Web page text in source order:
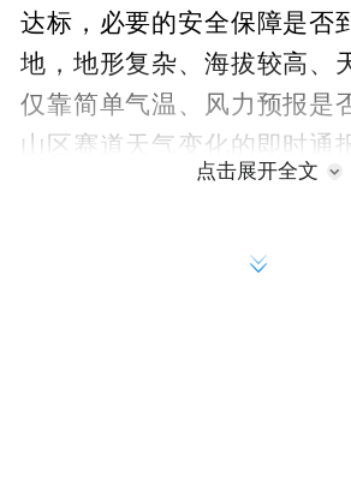
达标，必要的安全保障是否
地，地形复杂、海拔较高、
仅靠简单气温、风力预报是
山区赛道天气变化的即时通
机制？比赛中途出现恶劣天
叫停比赛，让后续损失程度
这些都是人们的追问。
点击展开全文